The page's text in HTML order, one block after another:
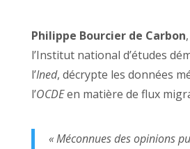
Philippe Bourcier de Carbon
l’Institut national d’études
l’Ined, décrypte les données
l’OCDEen matière de flux
« Méconnues des opinions